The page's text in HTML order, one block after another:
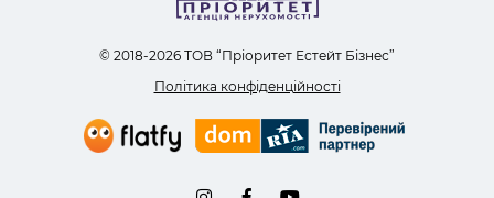
© 2018-2026 ТОВ “Пріоритет Естейт Бізнес”
Політика конфіденційності